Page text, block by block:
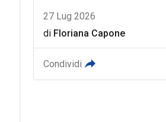
27 Lug 2026
di Floriana Capone
Condividi